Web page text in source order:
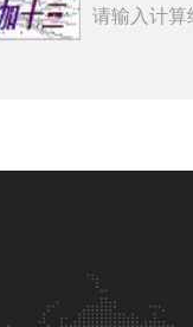
请输入计算